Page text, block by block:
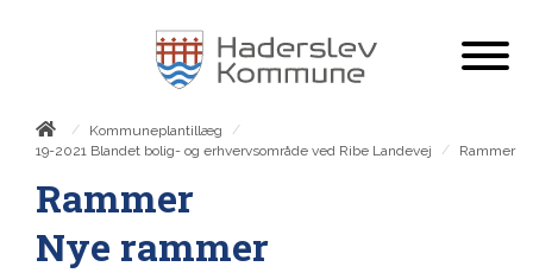
/ Kommuneplantillæg
/
19-2021 Blandet bolig- og erhvervsområde ved Ribe Landevej
/ Rammer
Rammer
Nye rammer